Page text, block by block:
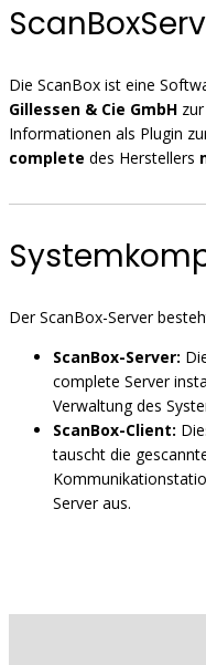
Die ScanBox ist eine
Gillessen & Cie GmbH
Informationen als Plugin
complete des Herstellers
Der ScanBox-Server
ScanBox-Server:
complete Server
Verwaltung des
ScanBox-Client:
tauscht die
Server aus.